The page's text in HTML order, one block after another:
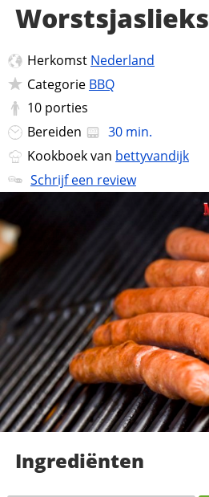
Worstsjaslieks
Herkomst Nederland
Categorie BBQ
10 porties
Bereiden
30 min.
Kookboek van bettyvandijk
Schrijf een review
Ingrediënten